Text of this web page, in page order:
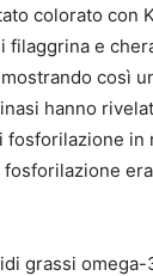
colorato con
filaggrina e
così
hanno
fosforilazione in
grassi